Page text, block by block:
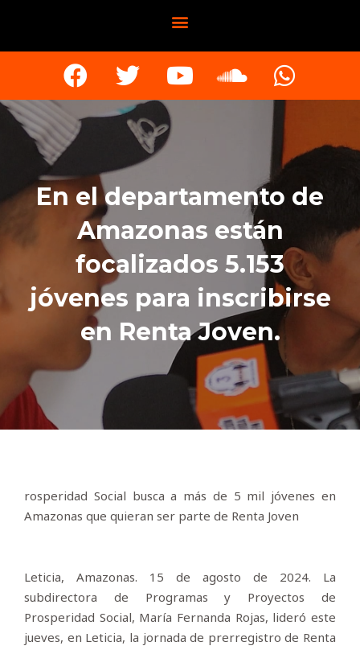
En el departamento de
Amazonas están
focalizados 5.153
jóvenes para inscribirse
en Renta Joven.
rosperidad Social busca a más de 5 mil jóvenes en
Amazonas que quieran ser parte de Renta Joven
Leticia, Amazonas. 15 de agosto de 2024. La
subdirectora de Programas y Proyectos de
Prosperidad Social, María Fernanda Rojas, lideró este
jueves, en Leticia, la jornada de prerregistro de Renta